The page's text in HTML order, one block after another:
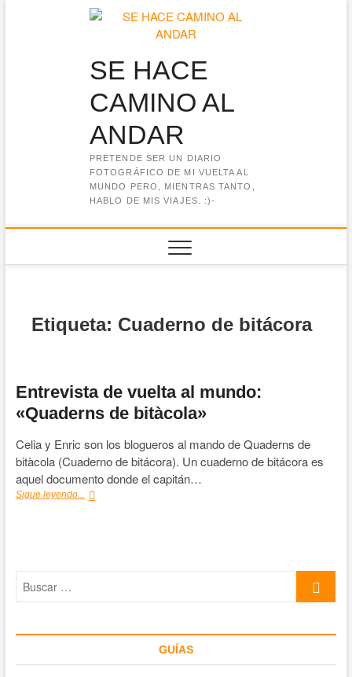
SE HACE
CAMINO AL
ANDAR
PRETENDE SER UN DIARIO
FOTOGRÁFICO DE MI VUELTA AL
MUNDO PERO, MIENTRAS TANTO,
HABLO DE MIS VIAJES. :)-
Etiqueta: Cuaderno de bitácora
Entrevista de vuelta al mundo:
«Quaderns de bitàcola»
Celia y Enric son los blogueros al mando de Quaderns de
bitàcola (Cuaderno de bitácora). Un cuaderno de bitácora es
aquel documento donde el capitán…
Sigue leyendo... Entrevista
GUÍAS